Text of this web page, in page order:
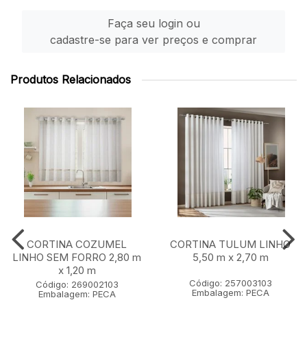
Faça seu login ou
cadastre-se para ver preços e comprar
Produtos Relacionados
CORTINA COZUMEL
LINHO SEM FORRO 2,80 m
x 1,20 m
Código: 269002103
Embalagem: PECA
CORTINA TULUM LINHO
5,50 m x 2,70 m
Código: 257003103
Embalagem: PECA